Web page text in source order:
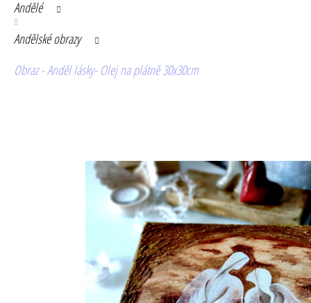
Andělé
Andělské obrazy
Obraz - Anděl lásky- Olej na plátně 30x30cm